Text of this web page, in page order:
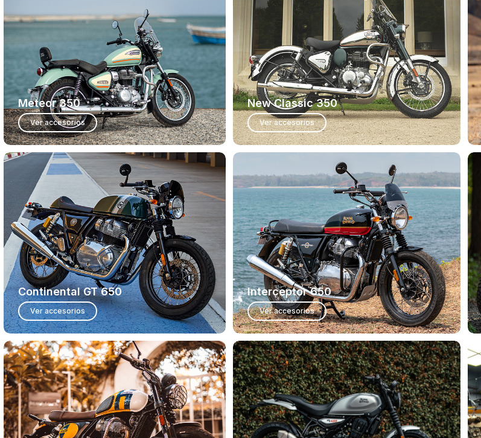
Meteor 350
Ver accesorios
New Classic 350
Ver accesorios
Continental GT 650
Ver accesorios
Interceptor 650
Ver accesorios